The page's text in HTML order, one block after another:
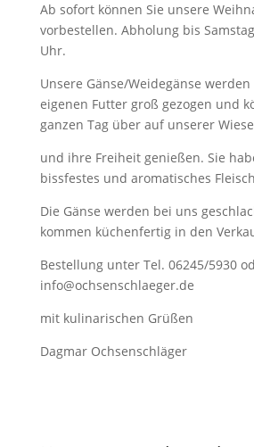
Ab sofort können Sie unsere
vorbestellen. Abholung bis
Uhr.
Unsere Gänse/Weidegänse
eigenen Futter groß gezogen und
ganzen Tag über auf unserer
und ihre Freiheit genießen. Sie
bissfestes und aromatisches
Die Gänse werden bei uns
kommen küchenfertig in den
Bestellung unter Tel. 06245/5930
info@ochsenschlaeger.de
mit kulinarischen Grüßen
Dagmar Ochsenschläger